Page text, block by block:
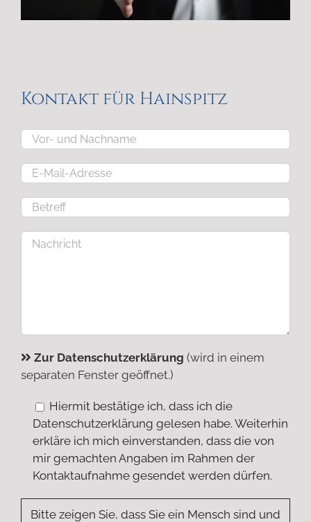
Kontakt für Hainspitz
Zur Datenschutzerklärung (wird in einem
separaten Fenster geöffnet.)
Hiermit bestätige ich, dass ich die
Datenschutzerklärung gelesen habe. Weiterhin
erkläre ich mich einverstanden, dass die von
mir gemachten Angaben im Rahmen der
Kontaktaufnahme gesendet werden dürfen.
Bitte zeigen Sie, dass Sie ein Mensch sind und